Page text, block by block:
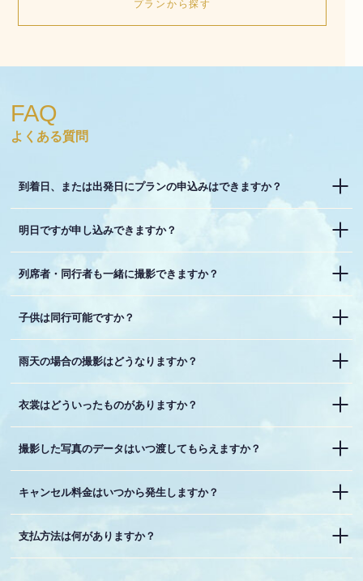
プランから探す
FAQ
よくある質問
到着日、または出発日にプランの申込みはできますか？
明日ですが申し込みできますか？
列席者・同行者も一緒に撮影できますか？
子供は同行可能ですか？
雨天の場合の撮影はどうなりますか？
衣裳はどういったものがありますか？
撮影した写真のデータはいつ渡してもらえますか？
キャンセル料金はいつから発生しますか？
支払方法は何がありますか？